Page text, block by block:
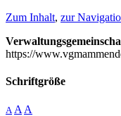
Zum Inhalt, zur
https://
Schriftgröße
A A A